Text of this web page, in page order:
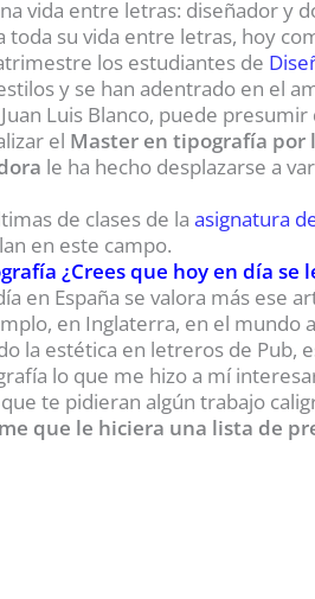
toda su vida entre letras, hoy
los estudiantes de
y se han adentrado en el
Luis Blanco, puede
el Master en tipografía por
le ha hecho desplazarse a
de clases de la asignatura
en este campo.
¿Crees que hoy en día
en España se valora más ese
en Inglaterra, en el mundo
la estética en letreros de
lo que me hizo a mí
te pidieran algún trabajo
que le hiciera una lista de